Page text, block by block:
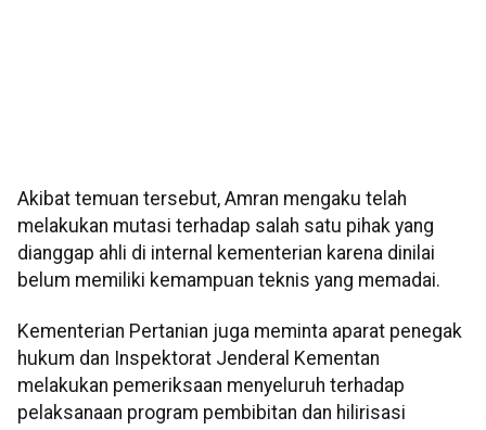
Akibat temuan tersebut, Amran mengaku telah
melakukan mutasi terhadap salah satu pihak yang
dianggap ahli di internal kementerian karena dinilai
belum memiliki kemampuan teknis yang memadai.
Kementerian Pertanian juga meminta aparat penegak
hukum dan Inspektorat Jenderal Kementan
melakukan pemeriksaan menyeluruh terhadap
pelaksanaan program pembibitan dan hilirisasi